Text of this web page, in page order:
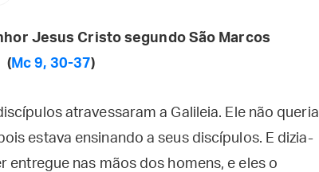
Jesus Cristo segundo São Marcos
(Mc 9, 30-37)
atravessaram a Galileia. Ele não queria
estava ensinando a seus discípulos. E dizia-
entregue nas mãos dos homens, e eles o